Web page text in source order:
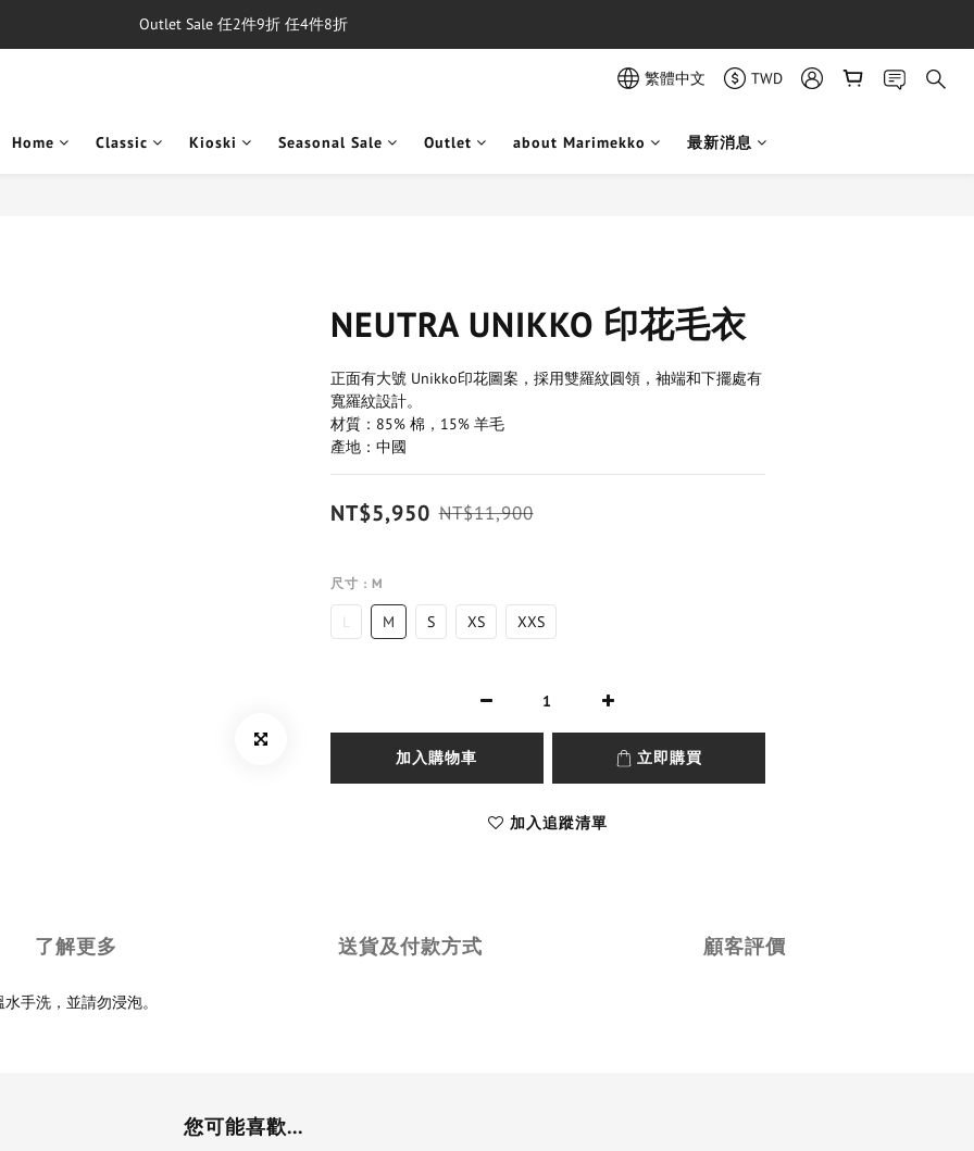
單筆消費滿$5,000享免運費
Outlet Sale 任2件9折 任4件8折
繁體中文 TWD
Home Classic Kioski Seasonal Sale Outlet about Marimekko 最新消息
NEUTRA UNIKKO 印花毛衣
正面有大號 Unikko印花圖案，採用雙羅紋圓領，袖端和下擺處有
寬羅紋設計。
材質：85% 棉，15% 羊毛
產地：中國
NT$5,950 NT$11,900
尺寸 : M
L M S XS XXS
加入購物車 立即購買
加入追蹤清單
了解更多 送貨及付款方式 顧客評價
手洗，並請勿浸泡。
您可能喜歡...